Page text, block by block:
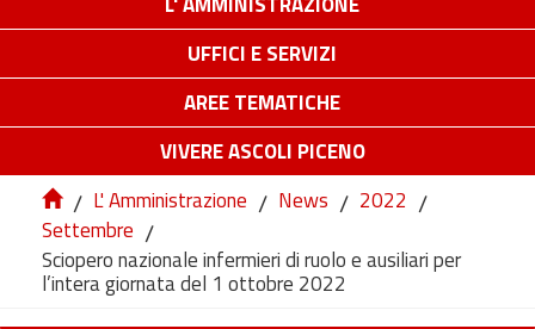
UFFICI E SERVIZI
AREE TEMATICHE
VIVERE ASCOLI PICENO
/ L' Amministrazione / News / 2022 /
Settembre /
Sciopero nazionale infermieri di ruolo e ausiliari per
l’intera giornata del 1 ottobre 2022